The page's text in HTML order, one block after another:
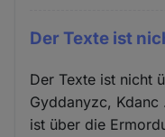
Der Texte ist
Der Texte ist nicht
Gyddanyzc,
ist über die